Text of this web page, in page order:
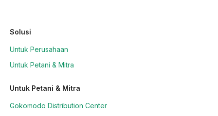
Solusi
Untuk Perusahaan
Untuk Petani & Mitra
Untuk Petani & Mitra
Gokomodo Distribution Center